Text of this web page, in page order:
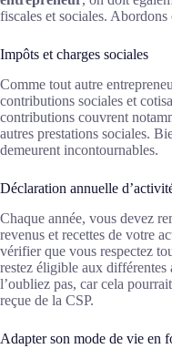
fiscales et sociales. Abordons
Impôts et charges sociales
Comme tout autre
contributions sociales et
contributions couvrent
autres prestations sociales.
demeurent incontournables.
Déclaration annuelle
Chaque année, vous devez
revenus et recettes de votre
vérifier que vous respectez
restez éligible aux différentes
l’oubliez pas, car cela
reçue de la CSP.
Adapter son mode de vie en